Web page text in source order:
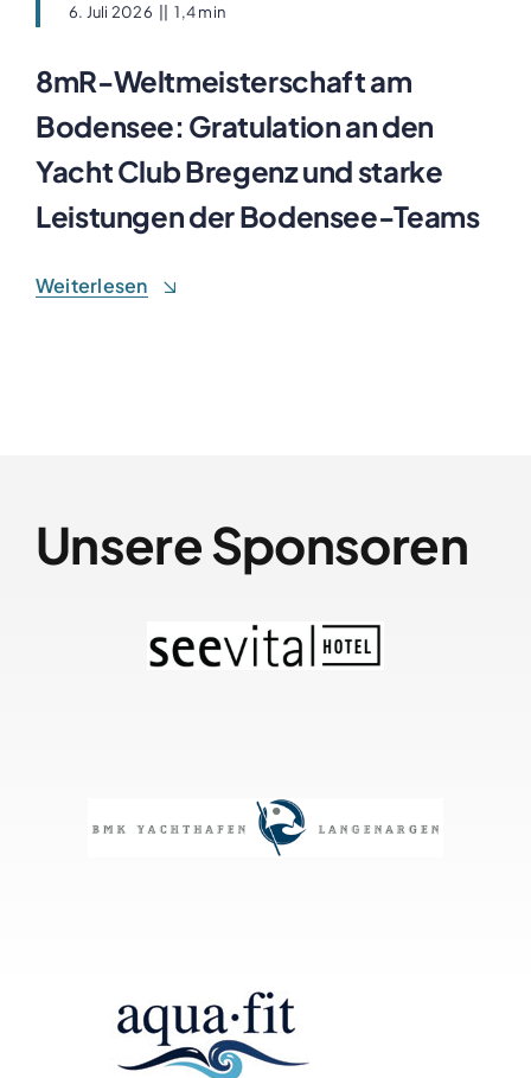
6. Juli 2026 1,4 min
8mR-Weltmeisterschaft am
Bodensee: Gratulation an den
Yacht Club Bregenz und starke
Leistungen der Bodensee-Teams
Weiterlesen
Unsere Sponsoren